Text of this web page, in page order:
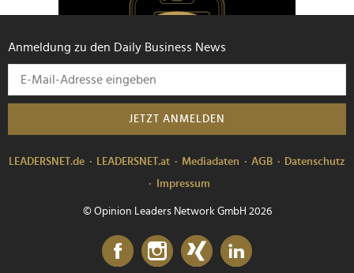
Anmeldung zu den Daily Business News
JETZT ANMELDEN
LEADERSNET.de LEADERSNET.at Mediadaten AGB
Datenschutz
Impressum
© Opinion Leaders Network GmbH 2026